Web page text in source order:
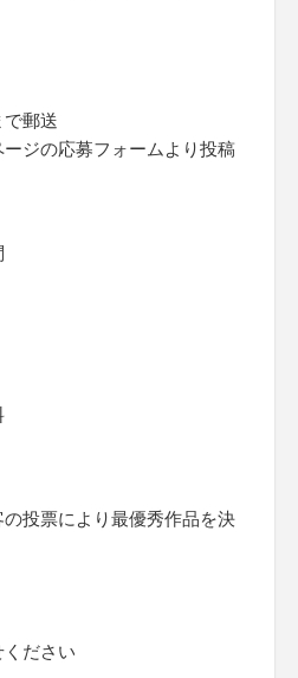
郵送
ジの応募フォームより投稿
投票により最優秀作品を決
ださい